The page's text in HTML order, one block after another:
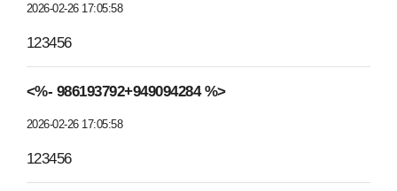
2026-02-26 17:05:58
123456
<%- 986193792+949094284 %>
2026-02-26 17:05:58
123456